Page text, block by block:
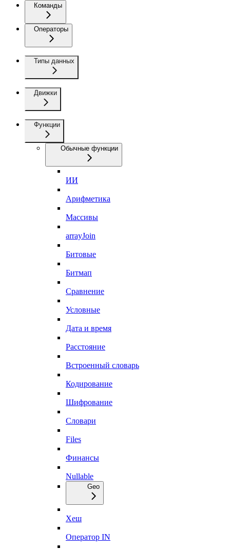
Команды
Операторы
Типы данных
Движки
Функции
Обычные функции
ИИ
Арифметика
Массивы
arrayJoin
Битовые
Битмап
Сравнение
Условные
Дата и время
Расстояние
Встроенный словарь
Кодирование
Шифрование
Словари
Files
Финансы
Nullable
Geo
Хеш
Оператор IN